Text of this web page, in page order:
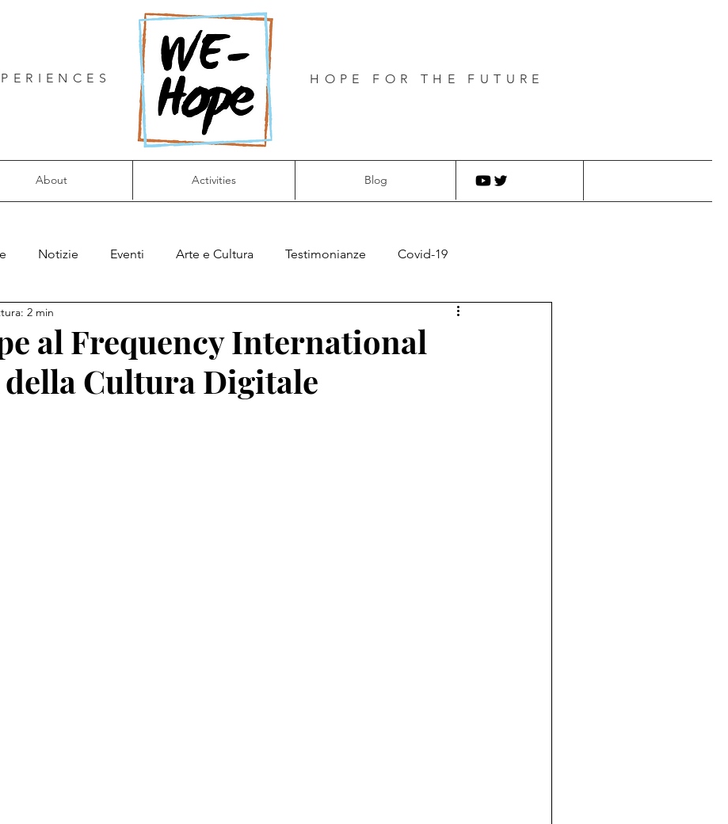
HOPE FOR THE FUTURE
About Activities Blog
Notizie Eventi Arte e Cultura Testimonianze Covid-19
al Frequency International
della Cultura Digitale
2 min